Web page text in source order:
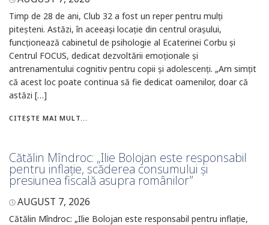
Timp de 28 de ani, Club 32 a fost un reper pentru mulți
piteșteni. Astăzi, în aceeași locație din centrul orașului,
funcționează cabinetul de psihologie al Ecaterinei Corbu și
Centrul FOCUS, dedicat dezvoltării emoționale și
antrenamentului cognitiv pentru copii și adolescenți. „Am simțit
că acest loc poate continua să fie dedicat oamenilor, doar că
astăzi […]
CITEȘTE MAI MULT...
Cătălin Mîndroc: „Ilie Bolojan este responsabil
pentru inflație, scăderea consumului și
presiunea fiscală asupra românilor”
AUGUST 7, 2026
Cătălin Mîndroc: „Ilie Bolojan este responsabil pentru inflație,